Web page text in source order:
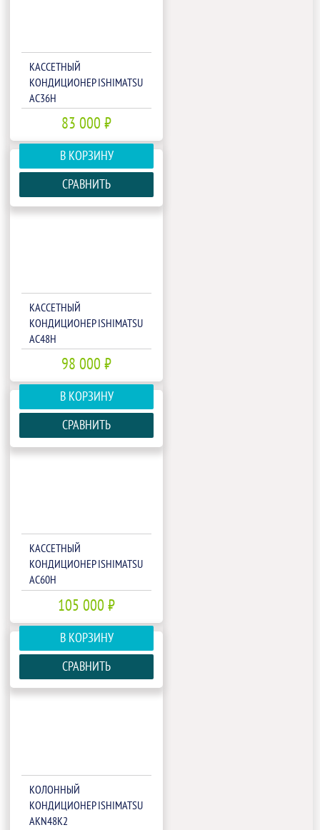
КАССЕТНЫЙ
КОНДИЦИОНЕР ISHIMATSU
AC36H
83 000 ₽
В КОРЗИНУ
СРАВНИТЬ
КАССЕТНЫЙ
КОНДИЦИОНЕР ISHIMATSU
AC48H
98 000 ₽
В КОРЗИНУ
СРАВНИТЬ
КАССЕТНЫЙ
КОНДИЦИОНЕР ISHIMATSU
AC60H
105 000 ₽
В КОРЗИНУ
СРАВНИТЬ
КОЛОННЫЙ
КОНДИЦИОНЕР ISHIMATSU
AKN48K2